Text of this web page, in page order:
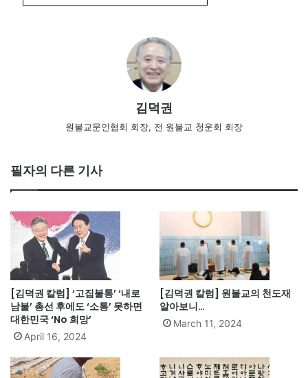
김덕권
원불교문인협회 회장, 전 원불교 청운회 회장
필자의 다른 기사
[김덕권 칼럼] ‘고집불통’ ‘내로
남불’ 총선 후에도 ‘소통’ 못하면
대한민국 ‘No 희망’
April 16, 2024
[김덕권 칼럼] 원불교의 천도재
알아보니…
March 11, 2024